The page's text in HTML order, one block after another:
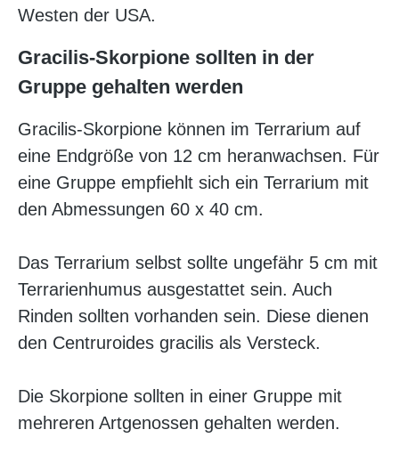
Westen der USA.
Gracilis-Skorpione sollten in der
Gruppe gehalten werden
Gracilis-Skorpione können im Terrarium auf
eine Endgröße von 12 cm heranwachsen. Für
eine Gruppe empfiehlt sich ein Terrarium mit
den Abmessungen 60 x 40 cm.
Das Terrarium selbst sollte ungefähr 5 cm mit
Terrarienhumus ausgestattet sein. Auch
Rinden sollten vorhanden sein. Diese dienen
den Centruroides gracilis als Versteck.
Die Skorpione sollten in einer Gruppe mit
mehreren Artgenossen gehalten werden.